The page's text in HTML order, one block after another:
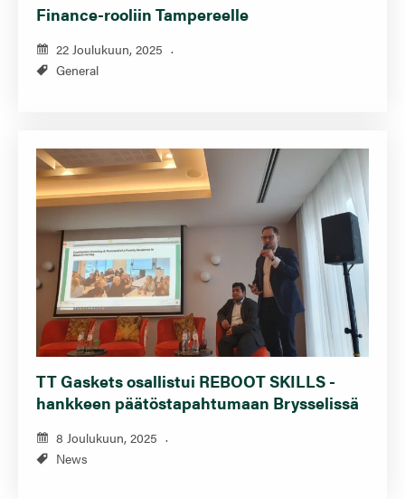
Finance-rooliin Tampereelle
22 Joulukuun, 2025
General
TT Gaskets osallistui REBOOT SKILLS -
hankkeen päätöstapahtumaan Brysselissä
8 Joulukuun, 2025
News